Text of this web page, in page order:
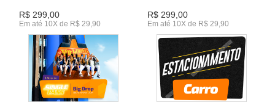
R$ 299,00
Em até 10X de R$ 29,90
R$ 299,00
Em até 10X de R$ 29,90